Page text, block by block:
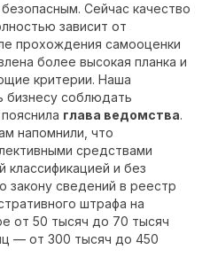
Сейчас качество
зависит от
прохождения самооценки
более высокая планка и
критерии. Наша
бизнесу соблюдать
глава ведомства.
напомнили, что
средствами
и без
закону сведений в реестр
штрафа на
от 50 тысяч до 70 тысяч
— от 300 тысяч до 450